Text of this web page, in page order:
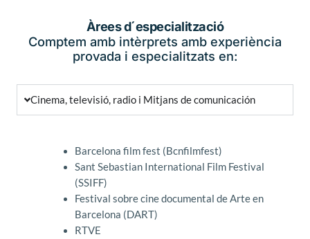
Àrees d´especialització
Comptem amb intèrprets amb experiència
provada i especialitzats en:
Cinema, televisió, radio i Mitjans de comunicación
Barcelona film fest (Bcnfilmfest)
Sant Sebastian International Film Festival
(SSIFF)
Festival sobre cine documental de Arte en
Barcelona (DART)
RTVE